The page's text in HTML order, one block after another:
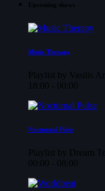
Upcoming shows
Music Therapy
Playlist by Vasilis
18:00 - 00:00
Nocturnal Pulse
Playlist by Dream
00:00 - 08:00